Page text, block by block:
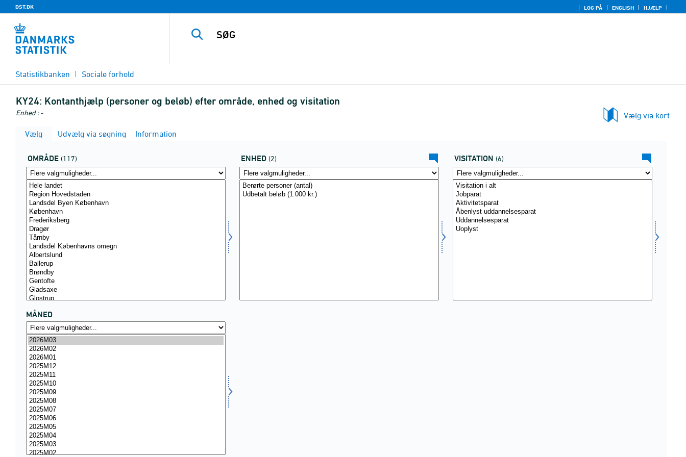
DST.DK LOG PÅ ENGLISH HJÆLP
Statistikbanken Sociale forhold
KY24: Kontanthjælp (personer og beløb) efter område, enhed og visitation
Enhed : -
Vælg via kort
Vælg
Udvælg via søgning Information
OMRÅDE (117) ENHED (2) VISITATION (6)
MÅNED